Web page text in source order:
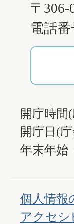
〒306-
電話
開庁時間
開庁日(
年末年始
個人情報
アクセシ